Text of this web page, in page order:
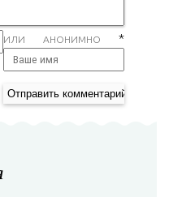
ИЛИ АНОНИМНО *